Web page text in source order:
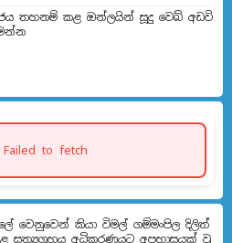
තහනම් කළ ඔන්ලයින් සූදු වෙබ් අඩවි
Failed to fetch
වෙනුවෙන් කියා විමල් ගම්මංපිල දිලිත්
සත්‍යග්‍රහය අධිකරණයට අපහාසයක් වූ